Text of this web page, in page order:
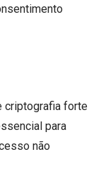
criptografia forte
para
não